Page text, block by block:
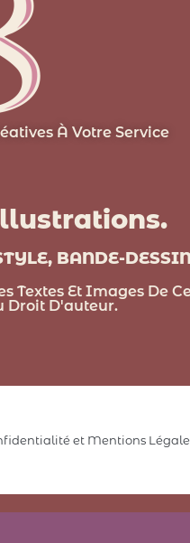
À Votre Service
BANDE-
Textes Et Images De
Droit D'auteur.
et Mentions